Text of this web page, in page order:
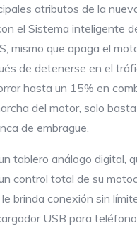
atributos de la
el Sistema inteligente
mismo que apaga el
de detenerse en el
hasta un 15% en
del motor, solo
de embrague.
tablero análogo digital,
control total de su
brinda conexión sin
USB para